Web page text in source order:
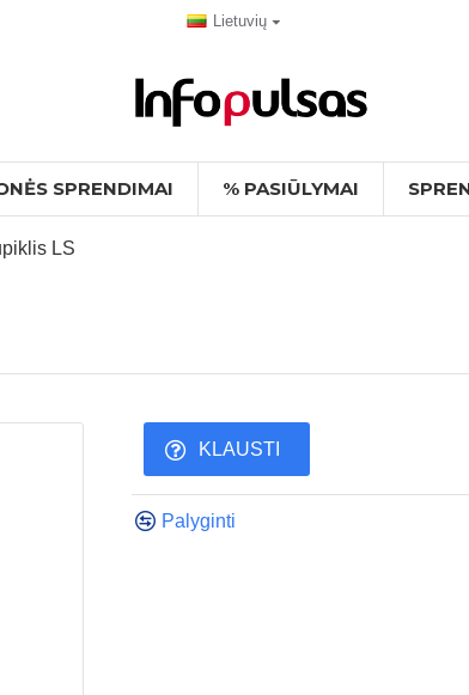
Lietuvių
SPRENDIMAI % PASIŪLYMAI
LS
KLAUSTI
Palyginti